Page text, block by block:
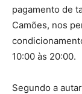
pagamento de
Camões, nos
10:00 às 20:00.
Segundo a